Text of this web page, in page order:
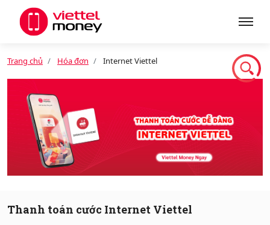
Giới thiệu
Sản phẩm
Dịch vụ
Trang chủ Hóa đơn Internet Viettel
Thanh toán cước Internet Viettel